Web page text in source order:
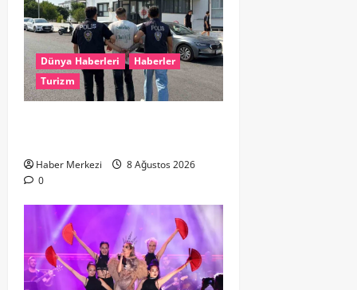
Dünya Haberleri
Haberler
Turizm
Haber Merkezi
8 Ağustos 2026
0